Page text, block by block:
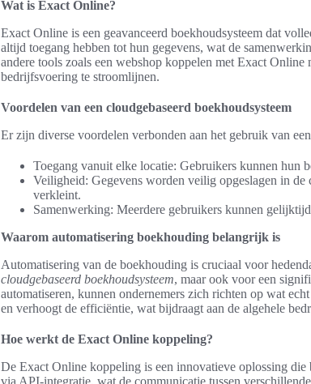
Wat is Exact Online?
Exact Online is een geavanceerd boekhoudsysteem dat
altijd toegang hebben tot hun gegevens, wat de
andere tools zoals een webshop koppelen met Exact
bedrijfsvoering te stroomlijnen.
Voordelen van een cloudgebaseerd boekhoudsysteem
Er zijn diverse voordelen verbonden aan het gebruik van
Toegang vanuit elke locatie: Gebruikers kunnen hun
Veiligheid: Gegevens worden veilig opgeslagen in
verkleint.
Samenwerking: Meerdere gebruikers kunnen
Waarom automatisering boekhouding belangrijk is
Automatisering van de boekhouding is cruciaal voor
cloudgebaseerd boekhoudsysteem, maar ook voor een
automatiseren, kunnen ondernemers zich richten op wat
en verhoogt de efficiëntie, wat bijdraagt aan de algehele
Hoe werkt de Exact Online koppeling?
De Exact Online koppeling is een innovatieve oplossing
via API-integratie, wat de communicatie tussen